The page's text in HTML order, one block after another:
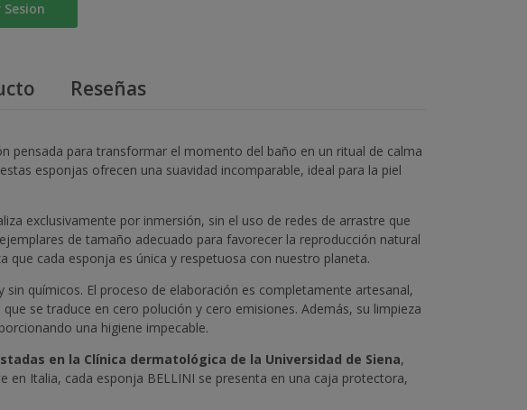
Reseñas
pensada para transformar el momento del baño en un ritual de calma
esponjas ofrecen una suavidad incomparable, ideal para la piel
exclusivamente por inmersión, sin el uso de redes de arrastre que
de tamaño adecuado para favorecer la reproducción natural
cada esponja es única y respetuosa con nuestro planeta.
químicos. El proceso de elaboración es completamente artesanal,
se traduce en cero polución y cero emisiones. Además, su limpieza
una higiene impecable.
en la Clínica dermatológica de la Universidad de Siena,
Italia, cada esponja BELLINI se presenta en una caja protectora,